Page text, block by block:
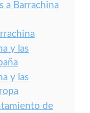
a Barrachina
y las
y las
de